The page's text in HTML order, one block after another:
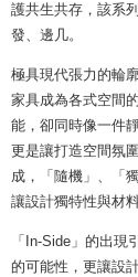
護共生共存，該系
發、邊几。
極具現代張力的輪
家具成為各式空間
能，卻同時像一件
更是讓打造空間氛
成，「隨機」、「
讓設計獨特性與材
「In-Side」的出
的可能性，更讓設